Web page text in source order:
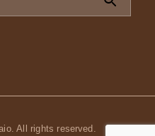
All rights reserved.